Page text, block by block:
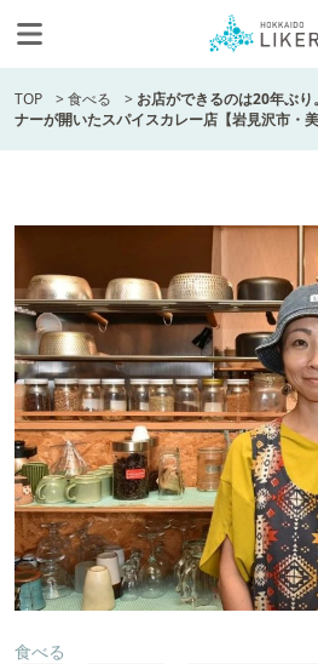
TOP >食べる > お店ができるのは20年ぶ
ナーが開いたスパイスカレー店【岩見沢市・美
食べる